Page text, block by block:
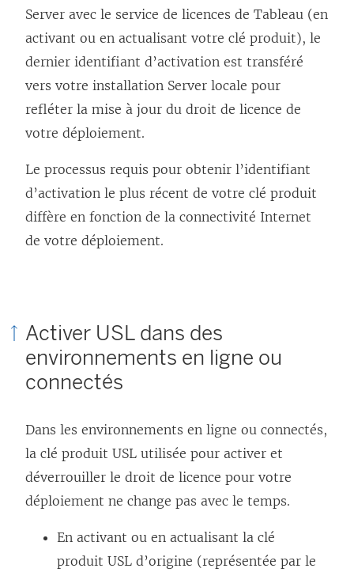
Server avec le service de licences de Tableau (en
activant ou en actualisant votre clé produit), le
dernier identifiant d’activation est transféré
vers votre installation Server locale pour
refléter la mise à jour du droit de licence de
votre déploiement.
Le processus requis pour obtenir l’identifiant
d’activation le plus récent de votre clé produit
diffère en fonction de la connectivité Internet
de votre déploiement.
Activer USL dans des
environnements en ligne ou
connectés
Dans les environnements en ligne ou connectés,
la clé produit USL utilisée pour activer et
déverrouiller le droit de licence pour votre
déploiement ne change pas avec le temps.
En activant ou en actualisant la clé
produit USL d’origine (représentée par le